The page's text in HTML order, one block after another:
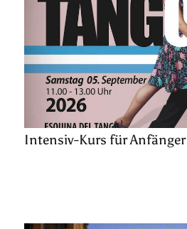
Intensiv-Kurs für Anfänger